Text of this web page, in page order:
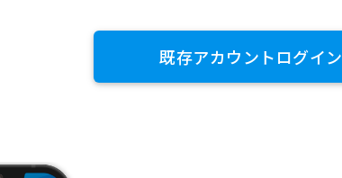
既存アカウントログイン